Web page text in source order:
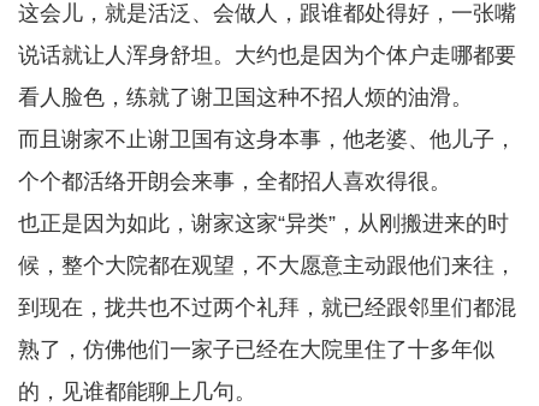
这会儿，就是活泛、会做人，跟谁都处得好，一张嘴
说话就让人浑身舒坦。大约也是因为个体户走哪都要
看人脸色，练就了谢卫国这种不招人烦的油滑。
而且谢家不止谢卫国有这身本事，他老婆、他儿子，
个个都活络开朗会来事，全都招人喜欢得很。
也正是因为如此，谢家这家“异类”，从刚搬进来的时
候，整个大院都在观望，不大愿意主动跟他们来往，
到现在，拢共也不过两个礼拜，就已经跟邻里们都混
熟了，仿佛他们一家子已经在大院里住了十多年似
的，见谁都能聊上几句。